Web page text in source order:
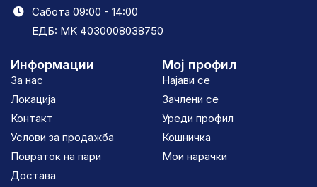
Сабота 09:00 - 14:00
ЕДБ: MK 4030008038750
Информации
За нас
Локација
Контакт
Услови за продажба
Повраток на пари
Достава
Мој профил
Најави се
Зачлени се
Уреди профил
Кошничка
Мои нарачки